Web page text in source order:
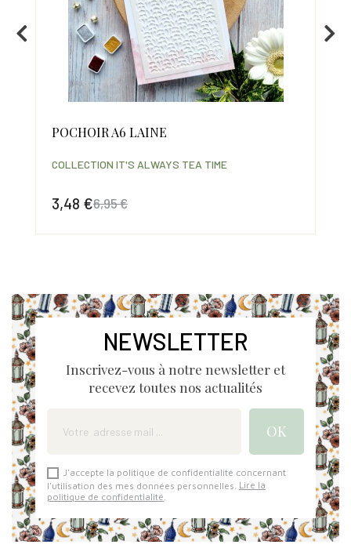
POCHOIR A6 LAINE
3,48 €6,95 €
COLLECTION IT'S ALWAYS TEA TIME
NEWSLETTER
Inscrivez-vous à notre newsletter et
recevez toutes nos actualités
J'accepte la politique de confidentialité concernant
l'utilisation des mes données personnelles. Lire la
politique de confidentialité.